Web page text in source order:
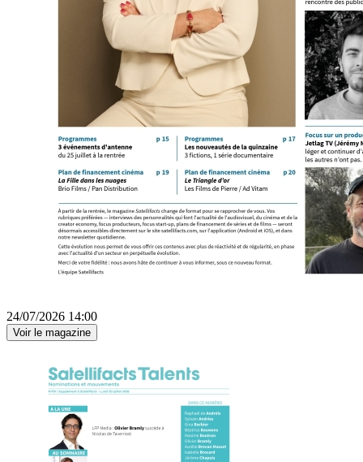
24/07/2026 14:00
Voir le magazine